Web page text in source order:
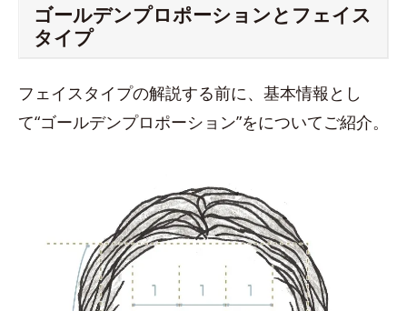
ゴールデンプロポーションとフェイス
タイプ
フェイスタイプの解説する前に、基本情報とし
て“ゴールデンプロポーション”をについてご紹介。